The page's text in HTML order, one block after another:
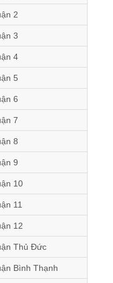
2
3
4
5
6
7
8
9
10
11
12
Thủ Đức
Bình Thạnh